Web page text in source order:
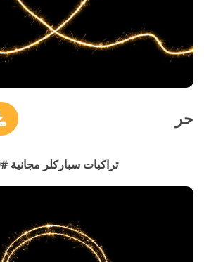
حر
تراكبات سباركلر مجانية #29 "Shiny Ribbon"